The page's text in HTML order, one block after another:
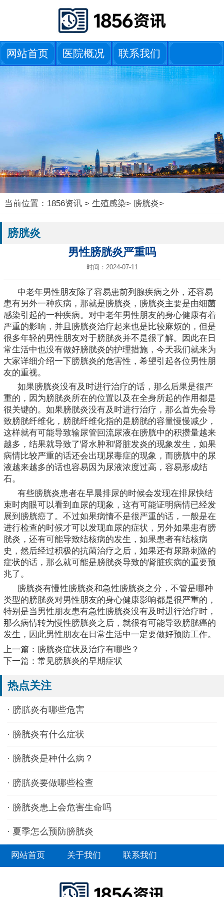
网站首页 医院概况 联系我们
当前位置： 1856资讯> 生殖感染> 膀胱炎>
膀胱炎
男性膀胱炎严重吗
时间：2024-07-11
中老年男性朋友除了容易患前列腺疾病之外，还容易
患有另外一种疾病，那就是膀胱炎，膀胱炎主要是由细菌
感染引起的一种疾病。对中老年男性朋友的身心健康有着
严重的影响，并且膀胱炎治疗起来也是比较麻烦的，但是
很多年轻的男性朋友对于膀胱炎并不是很了解。因此在日
常生活中也没有做好膀胱炎的护理措施，今天我们就来为
大家详细介绍一下膀胱炎的危害性，希望引起各位男性朋
友的重视。
如果膀胱炎没有及时进行治疗的话，那么后果是很严
重的，因为膀胱炎所在的位置以及在全身所起的作用都是
很关键的。如果膀胱炎没有及时进行治疗，那么首先会导
致膀胱纤维化，膀胱纤维化指的是膀胱的容量慢慢减少，
这样就有可能导致输尿管回流尿液在膀胱中的积攒量越来
越多，结果就导致了肾水肿和肾脏发炎的现象发生，如果
病情比较严重的话还会出现尿毒症的现象，而膀胱中的尿
液越来越多的话也容易因为尿液浓度过高，容易形成结
石。
有些膀胱炎患者在早晨排尿的时候会发现在排尿快结
束时肉眼可以看到血尿的现象，这有可能证明病情已经发
展到膀胱癌了。不过如果病情不是很严重的话，一般是在
进行检查的时候才可以发现血尿的症状，另外如果患有膀
胱炎，还有可能导致结核病的发生，如果患者有结核病
史，然后经过积极的抗菌治疗之后，如果还有尿路刺激的
症状的话，那么就可能是膀胱炎导致的肾脏疾病的重要预
兆了。
膀胱炎有慢性膀胱炎和急性膀胱炎之分，不管是哪种
类型的膀胱炎对男性朋友的身心健康影响都是很严重的，
特别是当男性朋友患有急性膀胱炎没有及时进行治疗时，
那么病情转为慢性膀胱炎之后，就很有可能导致膀胱癌的
发生，因此男性朋友在日常生活中一定要做好预防工作。
上一篇： 膀胱炎症状及治疗有哪些？
下一篇： 常见膀胱炎的早期症状
热点关注
· 膀胱炎有哪些危害
· 膀胱炎有什么症状
· 膀胱炎是种什么病？
· 膀胱炎要做哪些检查
· 膀胱炎患上会危害生命吗
· 夏季怎么预防膀胱炎
网站首页 关于我们 联系我们